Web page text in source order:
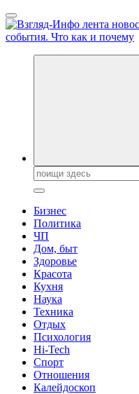
Перейти
к
содержанию
Обо всем и обо всех, что
Поиск:
Бизнес
Политика
ЧП
Дом, быт
Здоровье
Красота
Кухня
Наука
Техника
Отдых
Психология
Hi-Tech
Спорт
Отношения
Калейдоскоп